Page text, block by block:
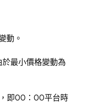
動。
最小價格變動為
即00：00平台時